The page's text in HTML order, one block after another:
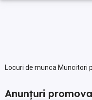
Locuri de munca Muncitori
Anunțuri